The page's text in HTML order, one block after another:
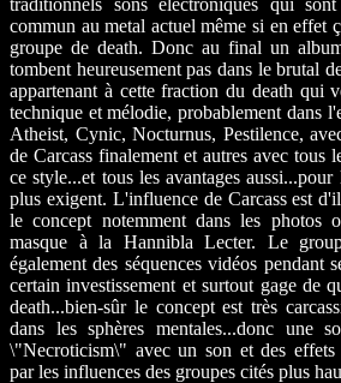
commun au metal actuel même si en effet
groupe de death. Donc au final un
tombent heureusement pas dans le brutal
appartenant à cette fraction du death qui
technique et mélodie, probablement dans
Atheist, Cynic, Nocturnus, Pestilence,
de Carcass finalement et autres avec tous
ce style...et tous les avantages
plus exigent. L'influence de Carcass est
le concept notemment dans les photos
masque à la Hannibla Lecter. Le
également des séquences vidéos pendant
certain investissement et surtout gage de
death...bien-sûr le concept est très
dans les sphères mentales...donc une
\"Necroticism\" avec un son et des effets
par les influences des groupes cités plus